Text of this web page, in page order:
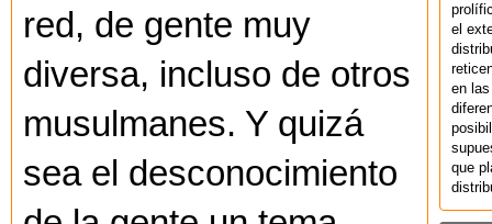
red, de gente muy
diversa, incluso de otros
musulmanes. Y quizá
sea el desconocimiento
el
en
que